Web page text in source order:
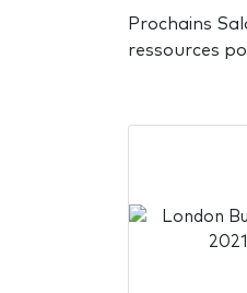
Prochains
ressources